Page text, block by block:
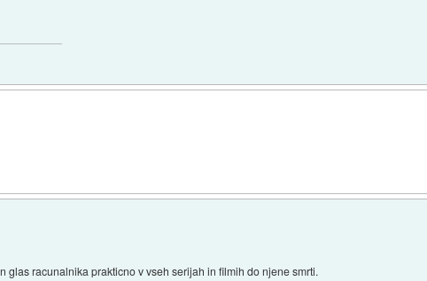
racunalnika prakticno v vseh serijah in filmih do njene smrti.